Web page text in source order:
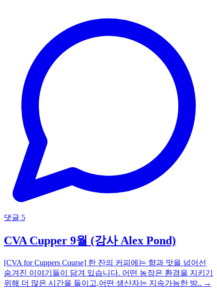
댓글 5
CVA Cupper 9월 (강사 Alex Pond)
[CVA for Cuppers Course] 한 잔의 커피에는 향과 맛을 넘어선
숨겨진 이야기들이 담겨 있습니다. 어떤 농장은 환경을 지키기
위해 더 많은 시간을 들이고,어떤 생산자는 지속가능한 방.. →